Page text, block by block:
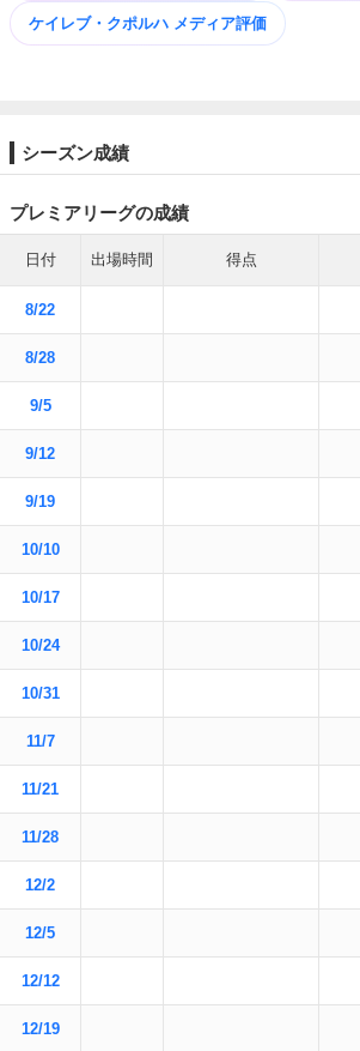
ケイレブ・クポルハ メディア評価
シーズン成績
プレミアリーグの成績
日付 出場時間 得点
8/22
8/28
9/5
9/12
9/19
10/10
10/17
10/24
10/31
11/7
11/21
11/28
12/2
12/5
12/12
12/19